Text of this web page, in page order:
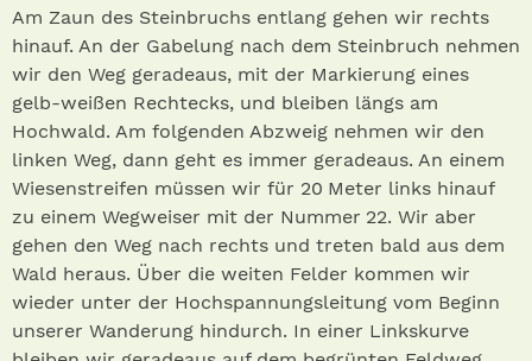
Am Zaun des Steinbruchs entlang gehen wir rechts
hinauf. An der Gabelung nach dem Steinbruch nehmen
wir den Weg geradeaus, mit der Markierung eines
gelb-weißen Rechtecks, und bleiben längs am
Hochwald. Am folgenden Abzweig nehmen wir den
linken Weg, dann geht es immer geradeaus. An einem
Wiesenstreifen müssen wir für 20 Meter links hinauf
zu einem Wegweiser mit der Nummer 22. Wir aber
gehen den Weg nach rechts und treten bald aus dem
Wald heraus. Über die weiten Felder kommen wir
wieder unter der Hochspannungsleitung vom Beginn
unserer Wanderung hindurch. In einer Linkskurve